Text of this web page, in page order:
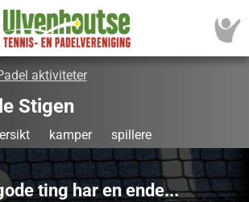
aktiviteter
Stigen
kamper spillere
ting har en ende...